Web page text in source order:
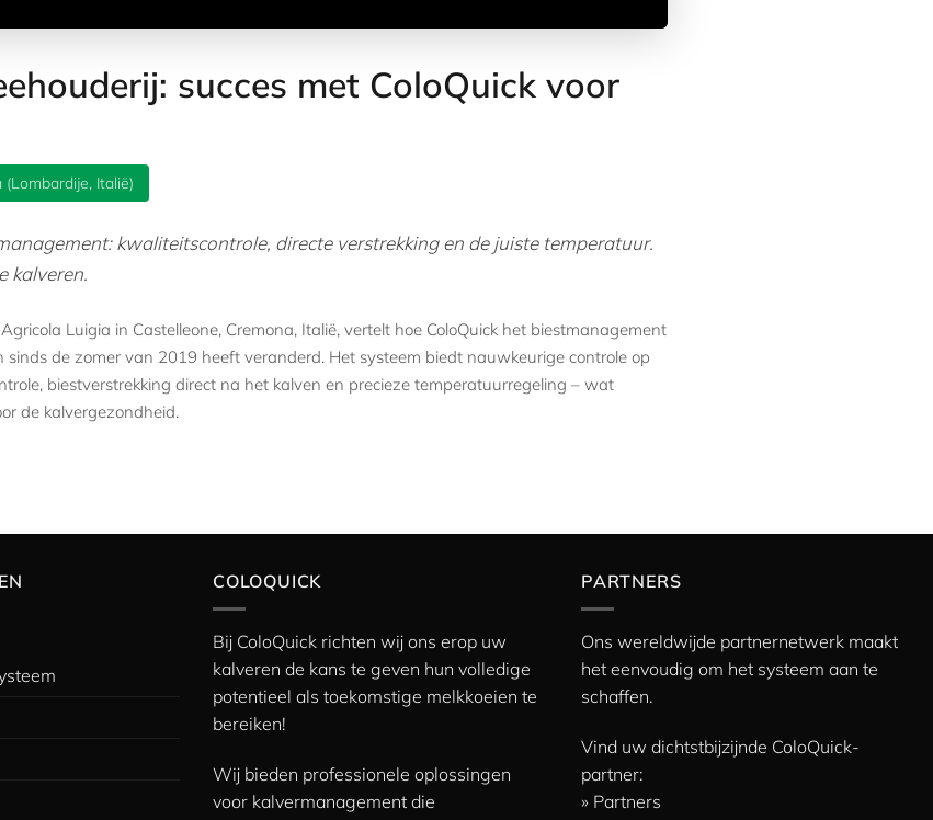
succes met ColoQuick voor
Italië)
kwaliteitscontrole, directe verstrekking en de juiste temperatuur.
kalveren.
Luigia in Castelleone, Cremona, Italië, vertelt hoe ColoQuick het biestmanagement
de zomer van 2019 heeft veranderd. Het systeem biedt nauwkeurige controle op
biestverstrekking direct na het kalven en precieze temperatuurregeling – wat
de kalvergezondheid.
COLOQUICK
Bij ColoQuick richten wij ons erop uw
kalveren de kans te geven hun volledige
potentieel als toekomstige melkkoeien te
bereiken!
Wij bieden professionele oplossingen
voor kalvermanagement die
PARTNERS
Ons wereldwijde partnernetwerk maakt
het eenvoudig om het systeem aan te
schaffen.
Vind uw dichtstbijzijnde ColoQuick-
partner:
» Partners